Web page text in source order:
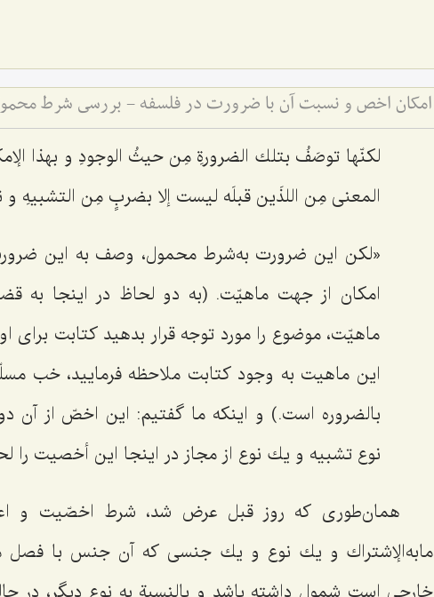
امکان اخص و نسبت آن با ضرورت در فلسفه - بررسی شرط
لكنّها توصَفُ بتلك الضرورةِ مِن حیثُ الوجودِ و بهذا
المعنى مِن اللذَین قبلَه لیست إلا بضربٍ مِن التشبیهِ و
«لكن این ضرورت به‌شرط محمول، وصف به این
امكان از جهت ماهیّت. (به دو لحاظ در اینجا به
ماهیّت، موضوع را مورد توجه قرار بدهید كتابت براى
این ماهیت به وجود كتابت ملاحظه فرمایید، خب
بالضروره است.) و اینكه ما گفتیم: این اخصّ از آن
نوع تشبیه‌ و یك نوع از مجاز در اینجا این أخصیت را
همان‌طورى كه روز قبل عرض شد، شرط اخصّیت و
مابه‌الإشتراك و یك نوع و یك جنسى كه آن جنس با فصل